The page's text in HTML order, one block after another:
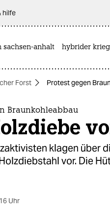
hilfe
sachsen-anhalt hybrider krieg
Forst Protest gegen
Braunkohleabbau
klagen über
vor. Die
Uhr